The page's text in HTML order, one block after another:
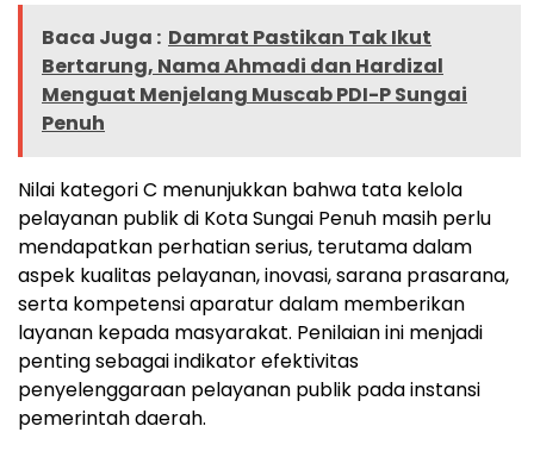
Baca Juga : Damrat Pastikan Tak Ikut
Bertarung, Nama Ahmadi dan Hardizal
Menguat Menjelang Muscab PDI-P Sungai
Penuh
Nilai kategori C menunjukkan bahwa tata kelola
pelayanan publik di Kota Sungai Penuh masih perlu
mendapatkan perhatian serius, terutama dalam
aspek kualitas pelayanan, inovasi, sarana prasarana,
serta kompetensi aparatur dalam memberikan
layanan kepada masyarakat. Penilaian ini menjadi
penting sebagai indikator efektivitas
penyelenggaraan pelayanan publik pada instansi
pemerintah daerah.